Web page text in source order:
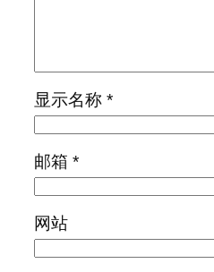
显示名称 *
邮箱 *
网站